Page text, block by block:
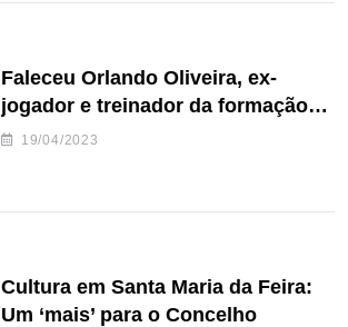
Faleceu Orlando Oliveira, ex-
jogador e treinador da formação
de andebol do Feirense
19/04/2023
Cultura em Santa Maria da Feira:
Um ‘mais’ para o Concelho